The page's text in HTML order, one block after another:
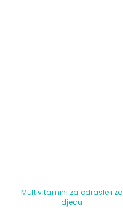
Multivitamini za odrasle i za
djecu